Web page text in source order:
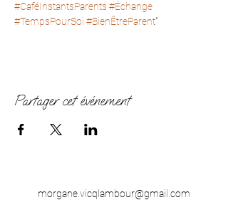
#CaféInstantsParents #Échange
#TempsPourSoi #BienÊtreParent"
Partager cet événement
morgane.vicqlambour@gmail.com